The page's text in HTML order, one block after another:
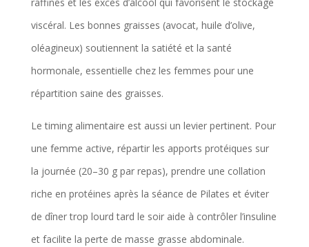
viscéral. Les bonnes graisses (avocat, huile d’olive,
oléagineux) soutiennent la satiété et la santé
hormonale, essentielle chez les femmes pour une
répartition saine des graisses.
Le timing alimentaire est aussi un levier pertinent. Pour
une femme active, répartir les apports protéiques sur
la journée (20–30 g par repas), prendre une collation
riche en protéines après la séance de Pilates et éviter
de dîner trop lourd tard le soir aide à contrôler l’insuline
et facilite la perte de masse grasse abdominale.